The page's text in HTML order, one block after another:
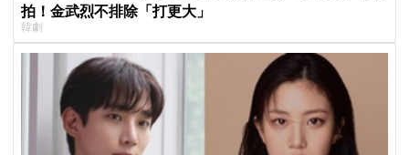
拍！金武烈不排除「打更大」
韓劇